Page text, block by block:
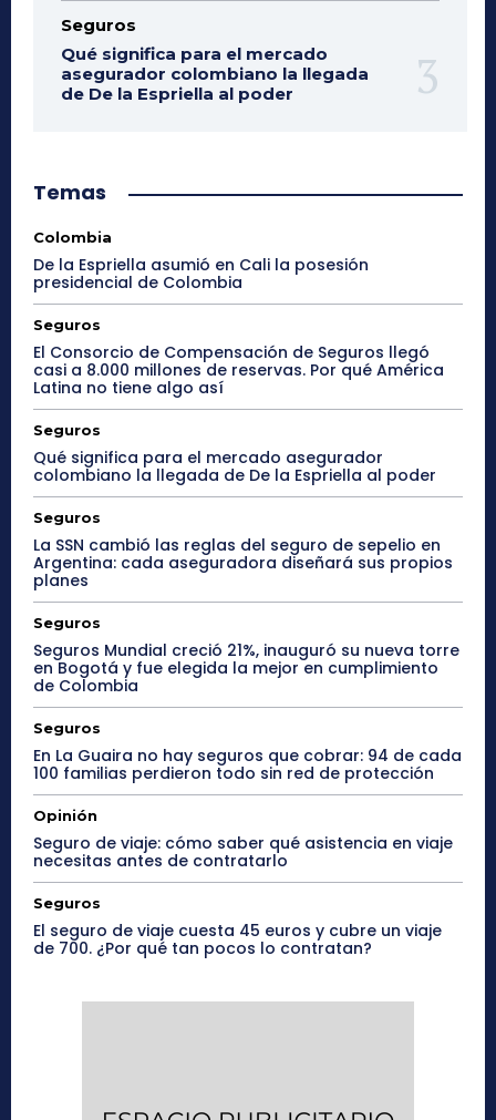
Seguros
Qué significa para el mercado
asegurador colombiano la llegada
de De la Espriella al poder
Temas
Colombia
De la Espriella asumió en Cali la posesión
presidencial de Colombia
Seguros
El Consorcio de Compensación de Seguros llegó
casi a 8.000 millones de reservas. Por qué América
Latina no tiene algo así
Seguros
Qué significa para el mercado asegurador
colombiano la llegada de De la Espriella al poder
Seguros
La SSN cambió las reglas del seguro de sepelio en
Argentina: cada aseguradora diseñará sus propios
planes
Seguros
Seguros Mundial creció 21%, inauguró su nueva torre
en Bogotá y fue elegida la mejor en cumplimiento
de Colombia
Seguros
En La Guaira no hay seguros que cobrar: 94 de cada
100 familias perdieron todo sin red de protección
Opinión
Seguro de viaje: cómo saber qué asistencia en viaje
necesitas antes de contratarlo
Seguros
El seguro de viaje cuesta 45 euros y cubre un viaje
de 700. ¿Por qué tan pocos lo contratan?